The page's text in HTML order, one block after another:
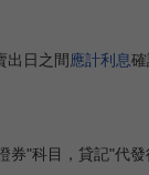
出日之間 應計利息
"科目，貸記"代